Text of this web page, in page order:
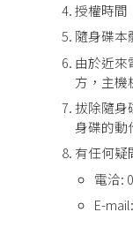
授權時間
隨身碟本
由於近來
方，主機
拔除隨身
身碟的動
有任何疑
電洽:
E-